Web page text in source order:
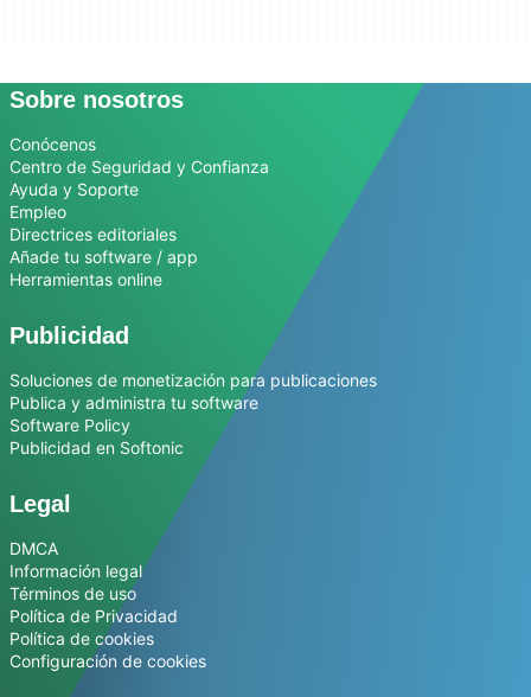
Sobre nosotros
Conócenos
Centro de Seguridad y Confianza
Ayuda y Soporte
Empleo
Directrices editoriales
Añade tu software / app
Herramientas online
Publicidad
Soluciones de monetización para publicaciones
Publica y administra tu software
Software Policy
Publicidad en Softonic
Legal
DMCA
Información legal
Términos de uso
Política de Privacidad
Política de cookies
Configuración de cookies